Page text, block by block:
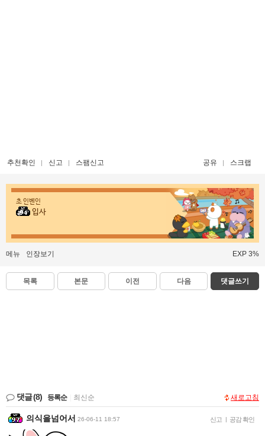
추천확인 신고 스팸신고 공유 스크랩
초 인벤인
입사
메뉴 인장보기 EXP 3%
목록 본문 이전 다음 댓글쓰기
댓글(8) 등록순 최신순 새로고침
의식을넘어서 26-06-11 18:57 신고 공감 확인